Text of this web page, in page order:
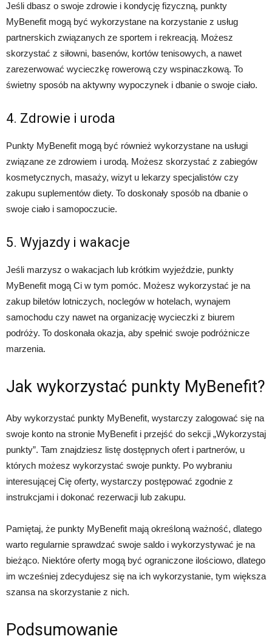
Jeśli dbasz o swoje zdrowie i kondycję fizyczną, punkty
MyBenefit mogą być wykorzystane na korzystanie z usług
partnerskich związanych ze sportem i rekreacją. Możesz
skorzystać z siłowni, basenów, kortów tenisowych, a nawet
zarezerwować wycieczkę rowerową czy wspinaczkową. To
świetny sposób na aktywny wypoczynek i dbanie o swoje ciało.
4. Zdrowie i uroda
Punkty MyBenefit mogą być również wykorzystane na usługi
związane ze zdrowiem i urodą. Możesz skorzystać z zabiegów
kosmetycznych, masaży, wizyt u lekarzy specjalistów czy
zakupu suplementów diety. To doskonały sposób na dbanie o
swoje ciało i samopoczucie.
5. Wyjazdy i wakacje
Jeśli marzysz o wakacjach lub krótkim wyjeździe, punkty
MyBenefit mogą Ci w tym pomóc. Możesz wykorzystać je na
zakup biletów lotniczych, noclegów w hotelach, wynajem
samochodu czy nawet na organizację wycieczki z biurem
podróży. To doskonała okazja, aby spełnić swoje podróżnicze
marzenia.
Jak wykorzystać punkty MyBenefit?
Aby wykorzystać punkty MyBenefit, wystarczy zalogować się na
swoje konto na stronie MyBenefit i przejść do sekcji „Wykorzystaj
punkty”. Tam znajdziesz listę dostępnych ofert i partnerów, u
których możesz wykorzystać swoje punkty. Po wybraniu
interesującej Cię oferty, wystarczy postępować zgodnie z
instrukcjami i dokonać rezerwacji lub zakupu.
Pamiętaj, że punkty MyBenefit mają określoną ważność, dlatego
warto regularnie sprawdzać swoje saldo i wykorzystywać je na
bieżąco. Niektóre oferty mogą być ograniczone ilościowo, dlatego
im wcześniej zdecydujesz się na ich wykorzystanie, tym większa
szansa na skorzystanie z nich.
Podsumowanie